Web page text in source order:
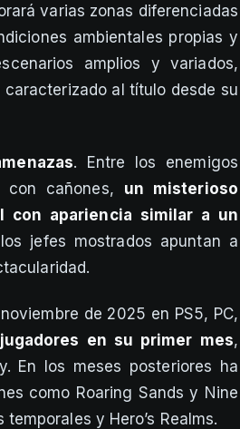
varias zonas diferenciadas
ambientales propias y
amplios y variados,
al título desde su
. Entre los enemigos
con cañones, un misterioso
con apariencia similar a un
jefes mostrados apuntan a
de 2025 en PS5, PC,
en su primer mes,
En los meses posteriores ha
como Roaring Sands y Nine
y Hero’s Realms.